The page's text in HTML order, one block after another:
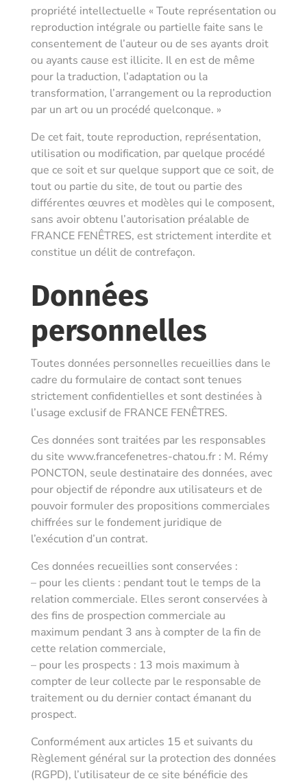
propriété intellectuelle « Toute représentation ou
reproduction intégrale ou partielle faite sans le
consentement de l’auteur ou de ses ayants droit
ou ayants cause est illicite. Il en est de même
pour la traduction, l’adaptation ou la
transformation, l’arrangement ou la reproduction
par un art ou un procédé quelconque. »
De cet fait, toute reproduction, représentation,
utilisation ou modification, par quelque procédé
que ce soit et sur quelque support que ce soit, de
tout ou partie du site, de tout ou partie des
différentes œuvres et modèles qui le composent,
sans avoir obtenu l’autorisation préalable de
FRANCE FENÊTRES, est strictement interdite et
constitue un délit de contrefaçon.
Données
personnelles
Toutes données personnelles recueillies dans le
cadre du formulaire de contact sont tenues
strictement confidentielles et sont destinées à
l’usage exclusif de FRANCE FENÊTRES.
Ces données sont traitées par les responsables
du site www.francefenetres-chatou.fr : M. Rémy
PONCTON, seule destinataire des données, avec
pour objectif de répondre aux utilisateurs et de
pouvoir formuler des propositions commerciales
chiffrées sur le fondement juridique de
l’exécution d’un contrat.
Ces données recueillies sont conservées :
– pour les clients : pendant tout le temps de la
relation commerciale. Elles seront conservées à
des fins de prospection commerciale au
maximum pendant 3 ans à compter de la fin de
cette relation commerciale,
– pour les prospects : 13 mois maximum à
compter de leur collecte par le responsable de
traitement ou du dernier contact émanant du
prospect.
Conformément aux articles 15 et suivants du
Règlement général sur la protection des données
(RGPD), l’utilisateur de ce site bénéficie des